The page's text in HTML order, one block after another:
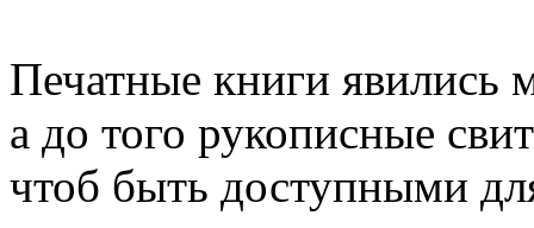
Печатные книги явились
а до того рукописные
чтоб быть доступными